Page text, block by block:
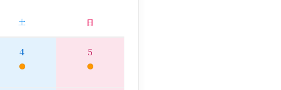
土 日
4 5